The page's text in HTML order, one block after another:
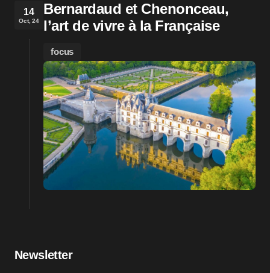
14
Oct, 24
Bernardaud et Chenonceau,
l’art de vivre à la Française
focus
Newsletter